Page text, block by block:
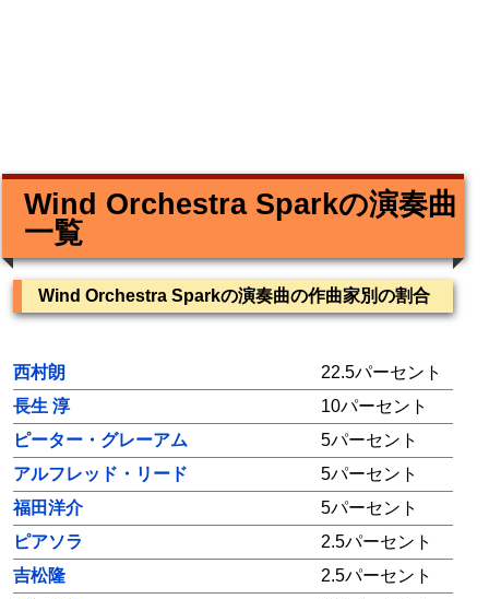
Wind Orchestra Sparkの演奏曲
一覧
Wind Orchestra Sparkの演奏曲の作曲家別の割合
西村朗
22.5パーセント
長生 淳
10パーセント
ピーター・グレーアム
5パーセント
アルフレッド・リード
5パーセント
福田洋介
5パーセント
ピアソラ
2.5パーセント
吉松隆
2.5パーセント